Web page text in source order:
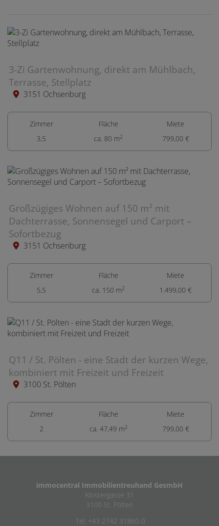
3-Zi Gartenwohnung, direkt am Mühlbach,
Terrasse, Stellplatz
3151 Ochsenburg
Zimmer
3,5
Fläche
ca. 80 m2
Miete
799,00 €
Großzügiges Wohnen auf 150 m² mit
Dachterrasse, Sonnensegel und Carport –
Sofortbezug
3151 Ochsenburg
Zimmer
5,5
Fläche
ca. 150 m2
Miete
1.499,00 €
Q11 / St. Pölten - eine Stadt der kurzen Wege,
kombiniert mit Freizeit und Freizeit
3100 St. Pölten
Zimmer
2
Fläche
ca. 47,49 m2
Miete
799,00 €
immocentral Immobilientreuhand GesmbH
Klostergasse 31
3100 St. Pölten
Tel: +43 2742 31860-0